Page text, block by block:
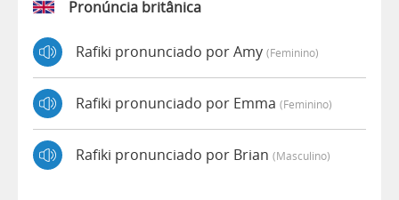
Pronúncia britânica
Rafiki pronunciado por Amy (feminino)
Rafiki pronunciado por Emma (feminino)
Rafiki pronunciado por Brian (masculino)